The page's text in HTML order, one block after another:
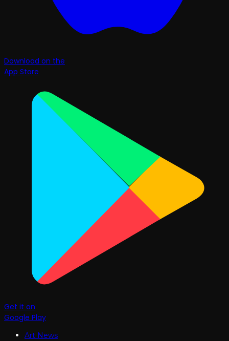
Download on the
App Store
Get it on
Google Play
Art News